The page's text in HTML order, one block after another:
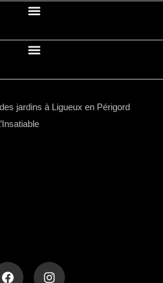
jardins à Ligueux en Périgord